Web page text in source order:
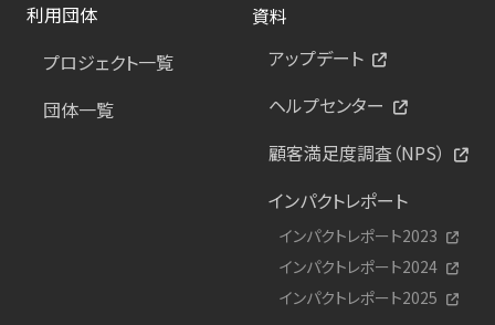
利用団体
プロジェクト一覧
団体一覧
資料
アップデート
ヘルプセンター
顧客満足度調査（NPS）
インパクトレポート
インパクトレポート2023
インパクトレポート2024
インパクトレポート2025